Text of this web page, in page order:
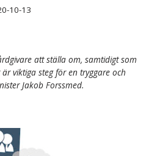
10-13
att ställa om, samtidigt som
viktiga steg för en tryggare och
Jakob Forssmed.